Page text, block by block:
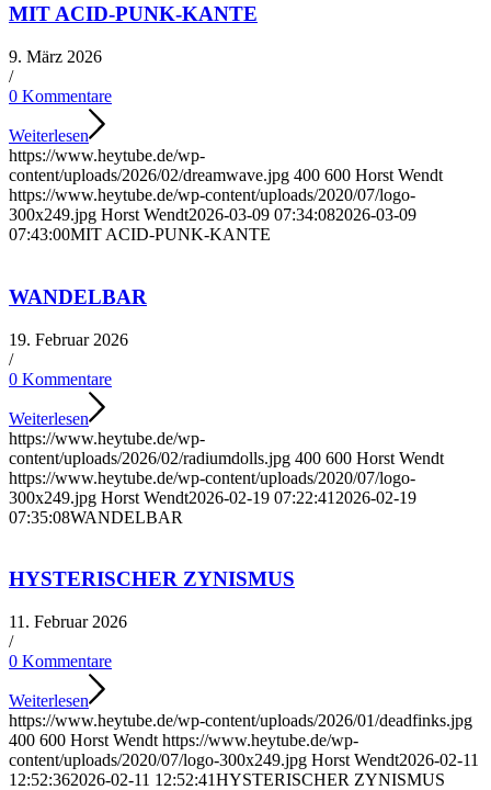
MIT ACID-PUNK-KANTE
9. März 2026
/
0 Kommentare
Weiterlesen
https://www.heytube.de/wp-
content/uploads/2026/02/dreamwave.jpg 400 600 Horst Wendt
https://www.heytube.de/wp-content/uploads/2020/07/logo-
300x249.jpg Horst Wendt2026-03-09 07:34:082026-03-09
07:43:00MIT ACID-PUNK-KANTE
WANDELBAR
19. Februar 2026
/
0 Kommentare
Weiterlesen
https://www.heytube.de/wp-
content/uploads/2026/02/radiumdolls.jpg 400 600 Horst Wendt
https://www.heytube.de/wp-content/uploads/2020/07/logo-
300x249.jpg Horst Wendt2026-02-19 07:22:41 2026-02-19
07:35:08WANDELBAR
HYSTERISCHER ZYNISMUS
11. Februar 2026
/
0 Kommentare
Weiterlesen
https://www.heytube.de/wp-content/uploads/2026/01/deadfinks.jpg
400 600 Horst Wendt https://www.heytube.de/wp-
content/uploads/2020/07/logo-300x249.jpg Horst Wendt2026-02-11
12:52:362026-02-11 12:52:41HYSTERISCHER ZYNISMUS